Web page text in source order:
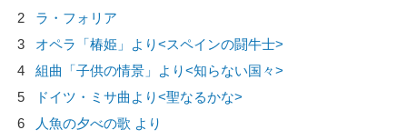
2
ラ・フォリア
3
オペラ「椿姫」より<スペインの闘牛士>
4
組曲「子供の情景」より<知らない国々>
5
ドイツ・ミサ曲より<聖なるかな>
6
人魚の夕べの歌 より